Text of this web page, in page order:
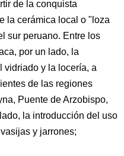
de la conquista
la cerámica local o "loza
sur peruano. Entre los
por un lado, la
vidriado y la locería, a
de las regiones
Puente de Arzobispo,
la introducción del uso
y jarrones;